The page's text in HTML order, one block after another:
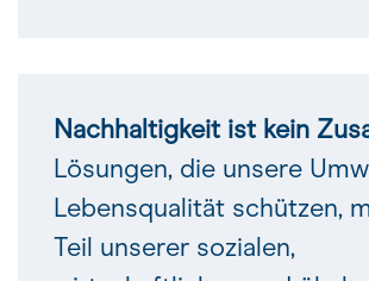
Nachhaltigkeit ist kein
Lösungen, die unsere
Lebensqualität schützen,
Teil unserer sozialen,